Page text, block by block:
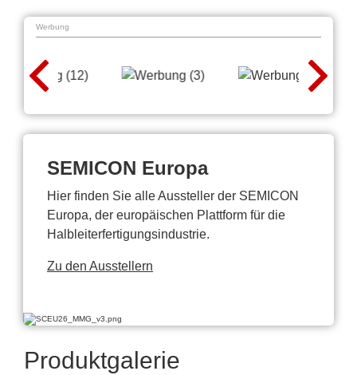
Werbung
SEMICON Europa
Hier finden Sie alle Aussteller der SEMICON
Europa, der europäischen Plattform für die
Halbleiterfertigungsindustrie.
Zu den Ausstellern
Produktgalerie